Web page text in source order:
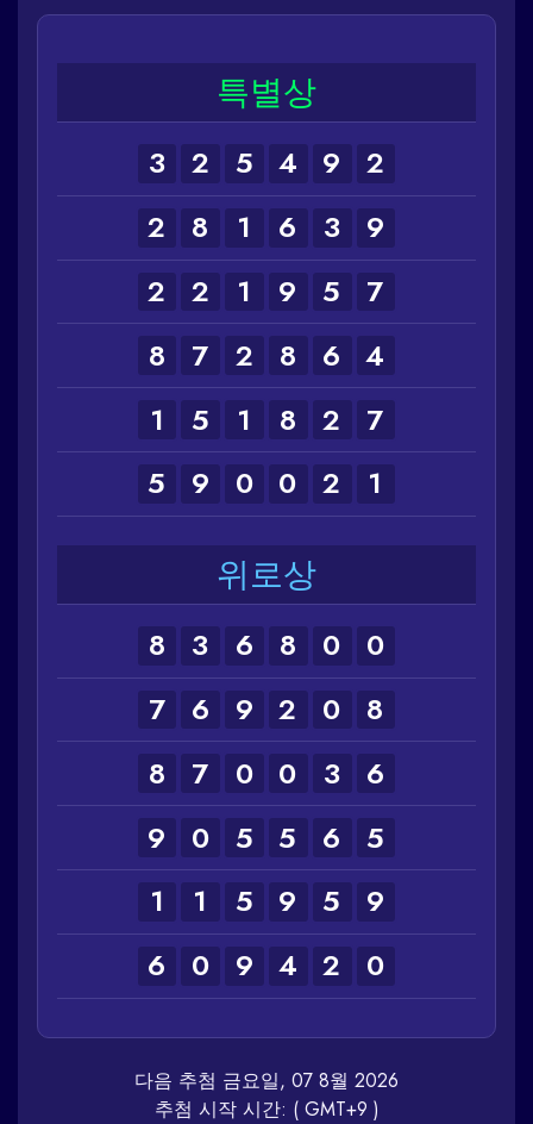
특별상
3 2 5 4 9
2
2
8 1 6 3
9
2
2 1 9 5
7
8
7 2 8 6
4
1
5 1 8 2
7
5
9 0 0 2 1
위로상
8 3 6 8 0
0
7
6 9 2 0
8
8
7 0 0 3
6
9
0 5 5 6
5
1
1 5 9 5
9
6
0 9 4 2 0
다음 추첨 금요일, 07 8월 2026
추첨 시작 시간: ( GMT+9 )